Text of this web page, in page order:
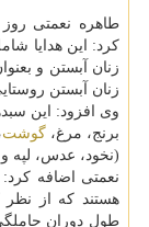
طاهره نعمتی روز
كرد: این هدایا
زنان آبستن و
زنان آبستن
برنج، مرغ،گوشت
(نخود، عدس، لپه
نعمتی اضافه
هستند كه از نظر